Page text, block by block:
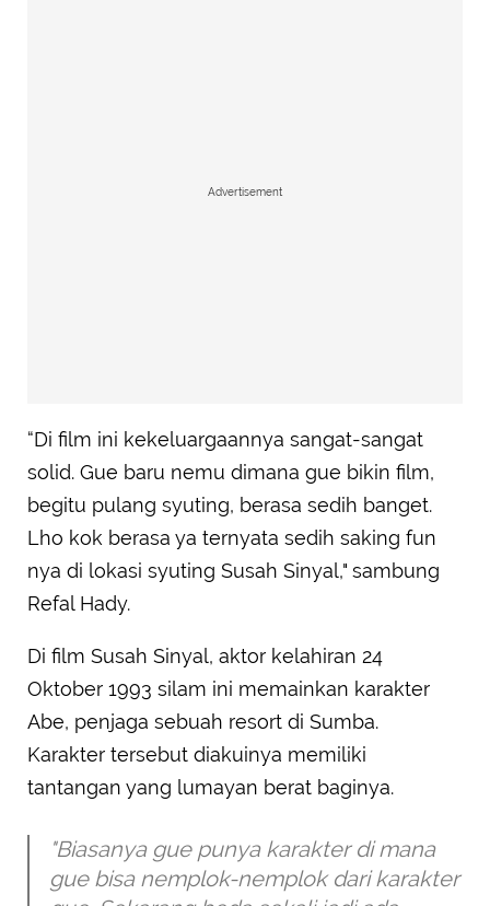
Advertisement
“Di film ini kekeluargaannya sangat-sangat
solid. Gue baru nemu dimana gue bikin film,
begitu pulang syuting, berasa sedih banget.
Lho kok berasa ya ternyata sedih saking fun
nya di lokasi syuting Susah Sinyal," sambung
Refal Hady.
Di film Susah Sinyal, aktor kelahiran 24
Oktober 1993 silam ini memainkan karakter
Abe, penjaga sebuah resort di Sumba.
Karakter tersebut diakuinya memiliki
tantangan yang lumayan berat baginya.
"Biasanya gue punya karakter di mana
gue bisa nemplok-nemplok dari karakter